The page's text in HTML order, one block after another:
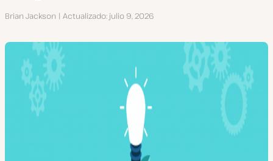
Autor
Brian Jackson Actualizado julio 9, 2026